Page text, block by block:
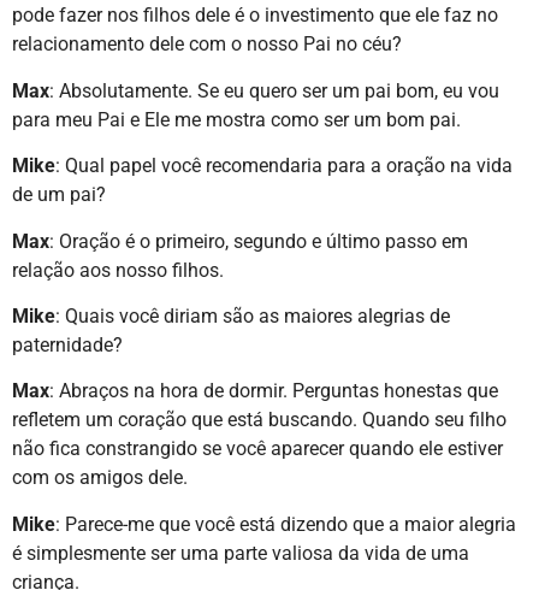
pode fazer nos filhos dele é o investimento que ele faz no
relacionamento dele com o nosso Pai no céu?
Max: Absolutamente. Se eu quero ser um pai bom, eu vou
para meu Pai e Ele me mostra como ser um bom pai.
Mike: Qual papel você recomendaria para a oração na vida
de um pai?
Max: Oração é o primeiro, segundo e último passo em
relação aos nosso filhos.
Mike: Quais você diriam são as maiores alegrias de
paternidade?
Max: Abraços na hora de dormir. Perguntas honestas que
refletem um coração que está buscando. Quando seu filho
não fica constrangido se você aparecer quando ele estiver
com os amigos dele.
Mike: Parece-me que você está dizendo que a maior alegria
é simplesmente ser uma parte valiosa da vida de uma
criança.